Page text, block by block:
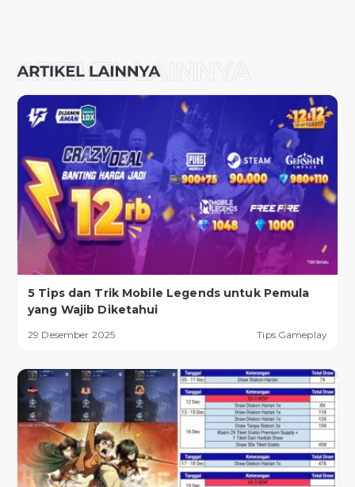
5 Tips dan Trik Mobile Legends untuk Pemula
yang Wajib Diketahui
29 Desember 2025 Tips Gameplay